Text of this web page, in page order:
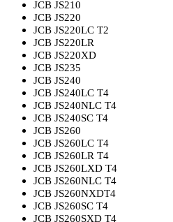
JCB JS210
JCB JS220
JCB JS220LC T2
JCB JS220LR
JCB JS220XD
JCB JS235
JCB JS240
JCB JS240LC T4
JCB JS240NLC T4
JCB JS240SC T4
JCB JS260
JCB JS260LC T4
JCB JS260LR T4
JCB JS260LXD T4
JCB JS260NLC T4
JCB JS260NXDT4
JCB JS260SC T4
JCB JS260SXD T4